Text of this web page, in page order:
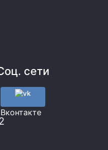
сети
Вконтакте